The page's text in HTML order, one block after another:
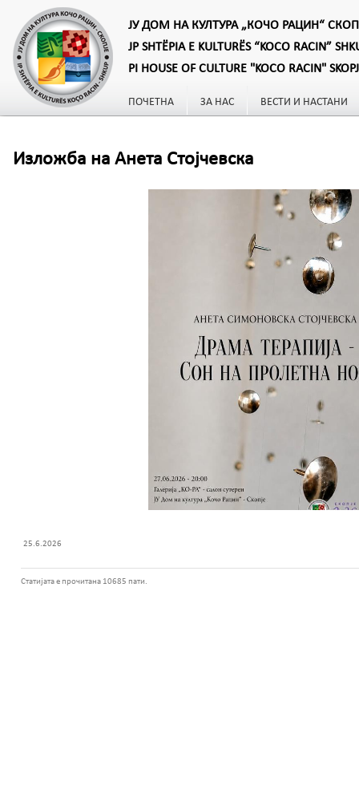
ЈУ ДОМ НА КУЛТУРА „КОЧО РАЦИН“
JP SHTËPIA E KULTURËS “KOCO RACIN”
PI HOUSE OF CULTURE "KOCO RACIN"
ПОЧЕТНА ЗА НАС ВЕСТИ И НАСТАНИ
Изложба на Анета Стојчевска
25.6.2026
Статијата е прочитана 10685 пати.